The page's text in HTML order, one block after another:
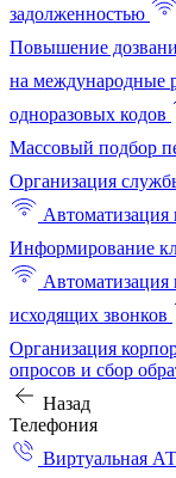
задолженностью
Повышение
на международные
одноразовых кодов
Массовый подбор
Организация
Автоматизация
Информирование
Автоматизация
исходящих звонков
Организация
опросов и сбор
Назад
Телефония
Виртуальная